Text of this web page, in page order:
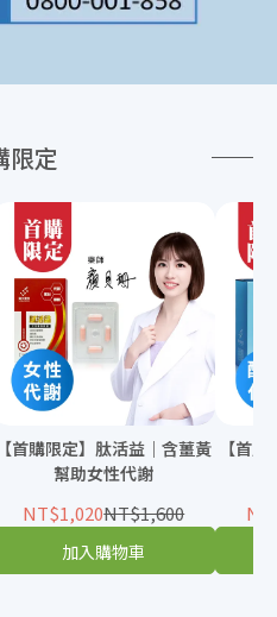
限定
【首購限定】肽活益｜含薑黃
幫助女性代謝
NT$1,020NT$1,600
加入購物車
【首